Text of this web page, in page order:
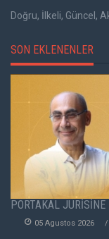
Doğru, İlkeli, Güncel,
SON EKLENENLER
PORTAKAL
05 Agustos 2026